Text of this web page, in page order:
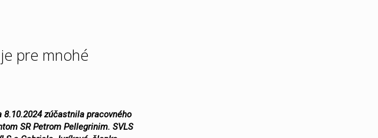
pre mnohé
8.10.2024 zúčastnila pracovného
SR Petrom Pellegrinim. SVLS